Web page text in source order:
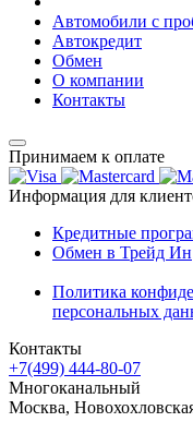
Автомобили с
Автокредит
Обмен
О компании
Контакты
Принимаем к оплате
Информация для
Кредитные
Обмен в Трейд Ин
Политика
персональных
Контакты
+7(499) 444-80-07
Многоканальный
Москва,